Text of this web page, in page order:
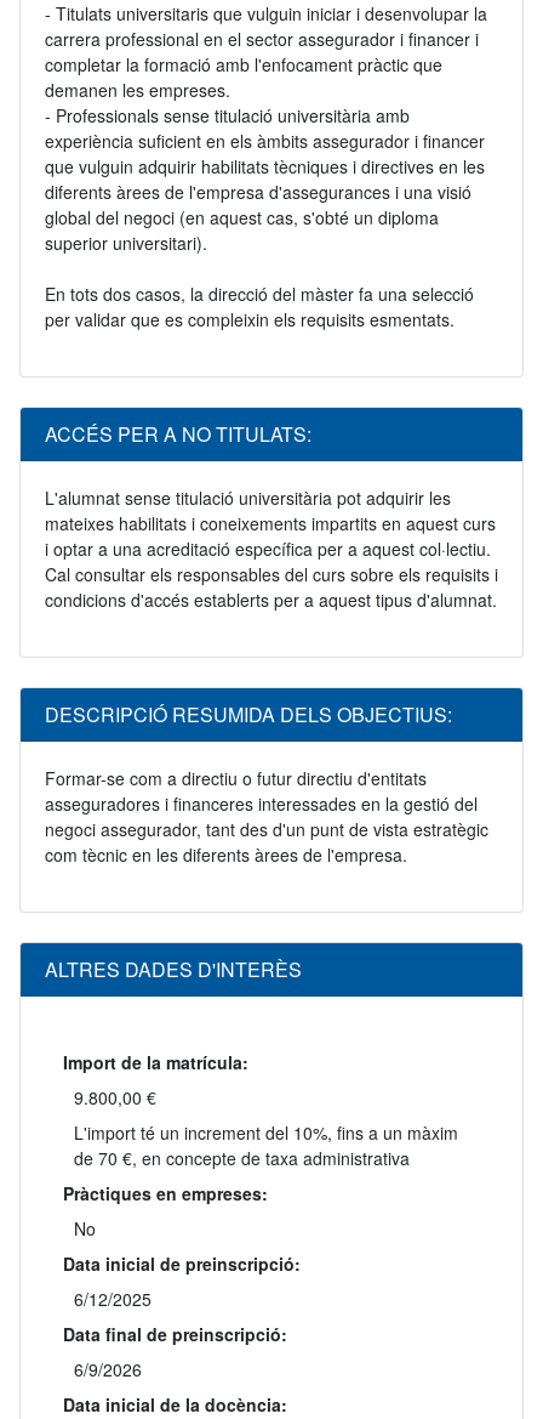
- Titulats universitaris que vulguin iniciar i desenvolupar la
carrera professional en el sector assegurador i financer i
completar la formació amb l'enfocament pràctic que
demanen les empreses.
- Professionals sense titulació universitària amb
experiència suficient en els àmbits assegurador i financer
que vulguin adquirir habilitats tècniques i directives en les
diferents àrees de l'empresa d'assegurances i una visió
global del negoci (en aquest cas, s'obté un diploma
superior universitari).
En tots dos casos, la direcció del màster fa una selecció
per validar que es compleixin els requisits esmentats.
ACCÉS PER A NO TITULATS:
L'alumnat sense titulació universitària pot adquirir les
mateixes habilitats i coneixements impartits en aquest curs
i optar a una acreditació específica per a aquest col·lectiu.
Cal consultar els responsables del curs sobre els requisits i
condicions d'accés establerts per a aquest tipus d'alumnat.
DESCRIPCIÓ RESUMIDA DELS OBJECTIUS:
Formar-se com a directiu o futur directiu d'entitats
asseguradores i financeres interessades en la gestió del
negoci assegurador, tant des d'un punt de vista estratègic
com tècnic en les diferents àrees de l'empresa.
ALTRES DADES D'INTERÈS
Import de la matrícula:
9.800,00 €
L'import té un increment del 10%, fins a un màxim
de 70 €, en concepte de taxa administrativa
Pràctiques en empreses:
No
Data inicial de preinscripció:
6/12/2025
Data final de preinscripció:
6/9/2026
Data inicial de la docència: